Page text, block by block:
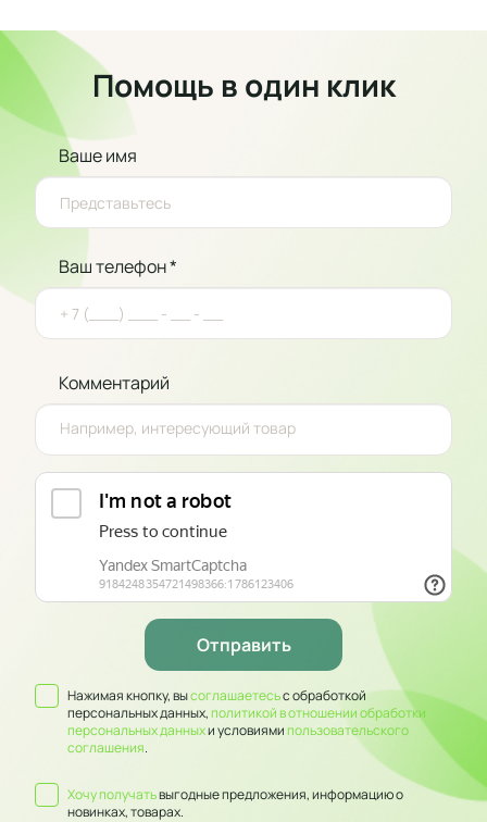
Помощь в один клик
Ваше имя
Ваш телефон *
Комментарий
Нажимая кнопку, высоглашаетесьс обработкой
персональных данных,политикой в отношении обработки
персональных данныхи условиямипользовательского
соглашения.
Хочу получатьвыгодные предложения, информацию о
новинках, товарах.